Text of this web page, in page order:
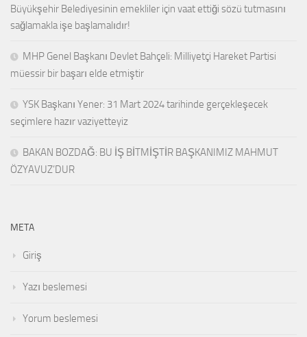
Büyükşehir Belediyesinin emekliler için vaat ettiği sözü tutmasını
sağlamakla işe başlamalıdır!
MHP Genel Başkanı Devlet Bahçeli: Milliyetçi Hareket Partisi
müessir bir başarı elde etmiştir
YSK Başkanı Yener: 31 Mart 2024 tarihinde gerçekleşecek
seçimlere hazır vaziyetteyiz
BAKAN BOZDAĞ: BU İŞ BİTMİŞTİR BAŞKANIMIZ MAHMUT
ÖZYAVUZ’DUR
META
Giriş
Yazı beslemesi
Yorum beslemesi